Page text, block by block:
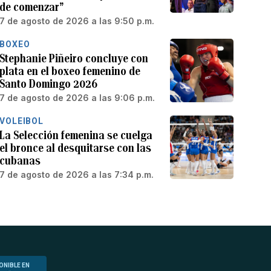
de comenzar”
7 de agosto de 2026 a las 9:50 p.m.
BOXEO
Stephanie Piñeiro concluye con
plata en el boxeo femenino de
Santo Domingo 2026
7 de agosto de 2026 a las 9:06 p.m.
VOLEIBOL
La Selección femenina se cuelga
el bronce al desquitarse con las
cubanas
7 de agosto de 2026 a las 7:34 p.m.
EN